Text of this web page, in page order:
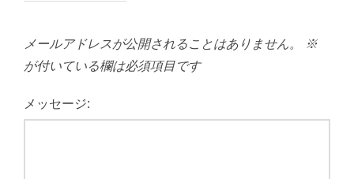
メールアドレスが公開されることはありません。
※
が付いている欄は必須項目です
メッセージ: